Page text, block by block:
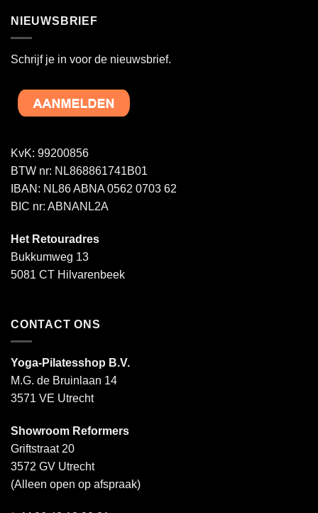
NIEUWSBRIEF
Schrijf je in voor de nieuwsbrief.
KvK: 99200856
BTW nr: NL868861741B01
IBAN: NL86 ABNA 0562 0703 62
BIC nr: ABNANL2A
Het Retouradres
Bukkumweg 13
5081 CT Hilvarenbeek
CONTACT ONS
Yoga-Pilatesshop B.V.
M.G. de Bruinlaan 14
3571 VE Utrecht
Showroom Reformers
Griftstraat 20
3572 GV Utrecht
(Alleen open op afspraak)